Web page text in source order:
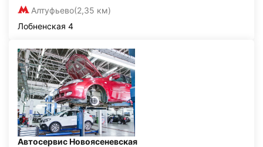
Алтуфьево(2,35 км)
Лобненская 4
Автосервис Новоясеневская